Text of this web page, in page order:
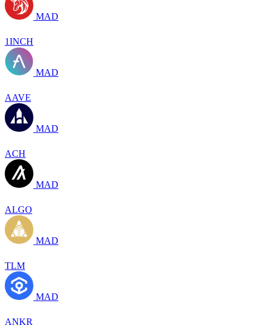
MAD
1INCH
MAD
AAVE
MAD
ACH
MAD
ALGO
MAD
TLM
MAD
ANKR